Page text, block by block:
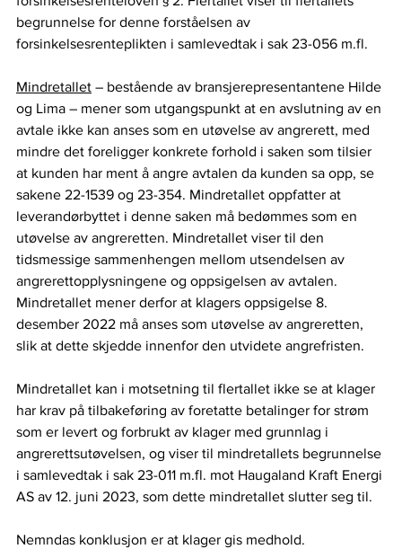
begrunnelse for denne forståelsen av
forsinkelsesrenteplikten i samlevedtak i sak 23-056 m.fl.
Mindretallet – bestående av bransjerepresentantene Hilde
og Lima – mener som utgangspunkt at en avslutning av en
avtale ikke kan anses som en utøvelse av angrerett, med
mindre det foreligger konkrete forhold i saken som tilsier
at kunden har ment å angre avtalen da kunden sa opp, se
sakene 22-1539 og 23-354. Mindretallet oppfatter at
leverandørbyttet i denne saken må bedømmes som en
utøvelse av angreretten. Mindretallet viser til den
tidsmessige sammenhengen mellom utsendelsen av
angrerettopplysningene og oppsigelsen av avtalen.
Mindretallet mener derfor at klagers oppsigelse 8.
desember 2022 må anses som utøvelse av angreretten,
slik at dette skjedde innenfor den utvidete angrefristen.
Mindretallet kan i motsetning til flertallet ikke se at klager
har krav på tilbakeføring av foretatte betalinger for strøm
som er levert og forbrukt av klager med grunnlag i
angrerettsutøvelsen, og viser til mindretallets begrunnelse
i samlevedtak i sak 23-011 m.fl. mot Haugaland Kraft Energi
AS av 12. juni 2023, som dette mindretallet slutter seg til.
Nemndas konklusjon er at klager gis medhold.